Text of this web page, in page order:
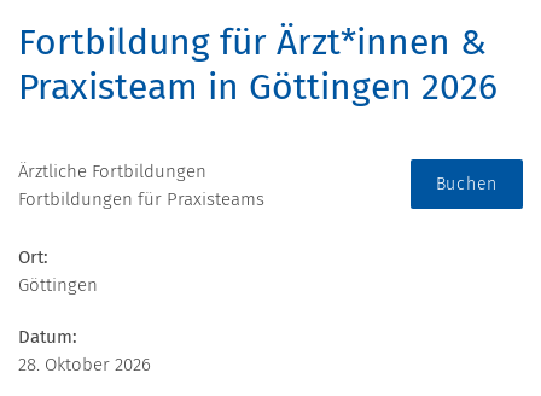
Fortbildung für Ärzt*innen &
Praxisteam in Göttingen 2026
Ärztliche Fortbildungen
Fortbildungen für Praxisteams
Buchen
Ort:
Göttingen
Datum:
28. Oktober 2026